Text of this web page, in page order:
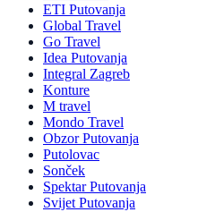
ETI Putovanja
Global Travel
Go Travel
Idea Putovanja
Integral Zagreb
Konture
M travel
Mondo Travel
Obzor Putovanja
Putolovac
Sonček
Spektar Putovanja
Svijet Putovanja